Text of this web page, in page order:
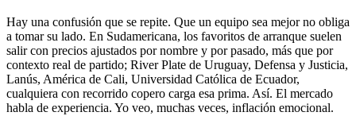
Hay una confusión que se repite. Que un equipo sea mejor no obliga
a tomar su lado. En Sudamericana, los favoritos de arranque suelen
salir con precios ajustados por nombre y por pasado, más que por
contexto real de partido; River Plate de Uruguay, Defensa y Justicia,
Lanús, América de Cali, Universidad Católica de Ecuador,
cualquiera con recorrido copero carga esa prima. Así. El mercado
habla de experiencia. Yo veo, muchas veces, inflación emocional.